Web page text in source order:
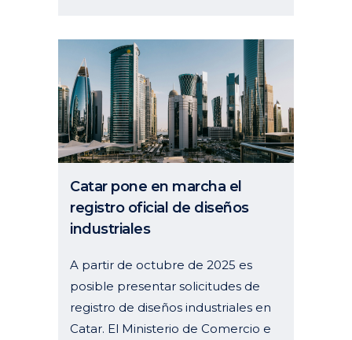
Catar pone en marcha el
registro oficial de diseños
industriales
A partir de octubre de 2025 es
posible presentar solicitudes de
registro de diseños industriales en
Catar. El Ministerio de Comercio e